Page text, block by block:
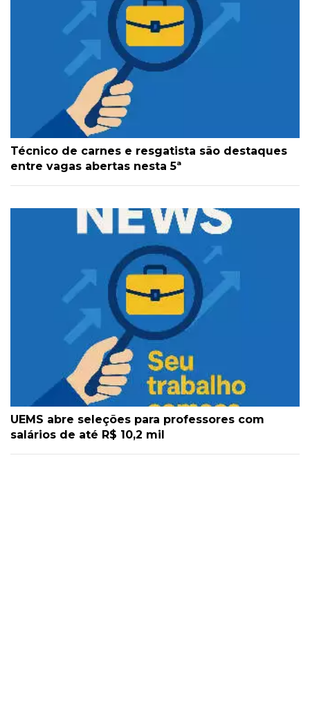
Técnico de carnes e resgatista são destaques
entre vagas abertas nesta 5ª
UEMS abre seleções para professores com
salários de até R$ 10,2 mil